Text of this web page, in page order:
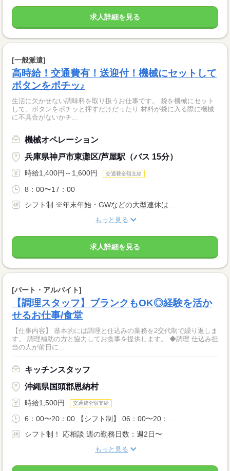
求人詳細を見る
[一般派遣]
高時給！交通費有！送迎付！機械にセットして
ボタンをポチッ♪
生活に欠かせない調味料を取り扱うお仕事です。 袋を機械にセット
して、ボタンをポチッと押すだけだったり 材料が袋に入る際に機械
に不具合がないかチ...
機械オペレーション
兵庫県神戸市東灘区/芦屋駅（バス 15分）
時給1,400円～1,600円 交通費全額支給
8：00〜17：00
シフト制 ※年末年始・GWなどの大型連休は...
もっと見る
求人詳細を見る
[パート・アルバイト]
【調理スタッフ】ブランクもOK◎経験を活か
せるお仕事/食堂
【仕事内容】 基本的には調理と仕込みの業務を2交代制で繰り返しま
す。 調理補助の方と協力してお食事を提供します。 ◆調理 仕込み担
当の人が前日に...
キッチンスタッフ
沖縄県国頭郡恩納村
時給1,500円 交通費全額支給
6：00〜20：00 【シフト制】 06：00〜20：...
シフト制！ 応相談 週の勤務日数：週2日〜
もっと見る